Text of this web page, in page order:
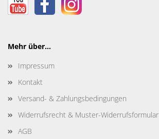
Mehr über...
Impressum
Kontakt
Versand- & Zahlungsbedingungen
Widerrufsrecht & Muster-Widerrufsformular
AGB